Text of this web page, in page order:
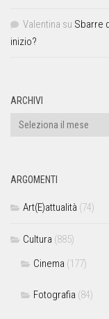
Valentina su Sbarre
inizio?
ARCHIVI
ARGOMENTI
Art(E)attualità (74)
Cultura (885)
Cinema (177)
Fotografia (84)